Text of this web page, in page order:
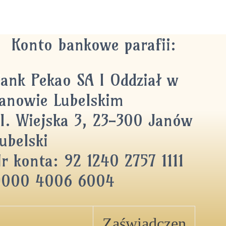
Konto bankowe parafii:
Pekao SA I Oddział w
Lubelskim
Wiejska 3, 23-300 Janów
konta: 92 1240 2757 1111
4006 6004